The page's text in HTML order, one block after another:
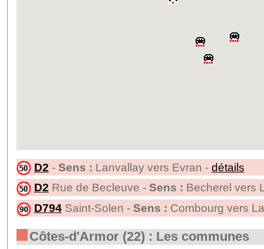
D2 - Sens : Lanvallay vers Evran - détails
D2 Rue de Becleuve - Sens : Becherel vers
D794Saint-Solen - Sens : Combourg vers
Côtes-d'Armor (22) : Les communes